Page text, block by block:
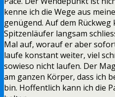
kenne ich die Wege aus
genügend. Auf dem Rückweg
Spitzenläufer langsam
Mal auf, worauf er aber
laufe konstant weiter, viel
sowieso nicht laufen. Der
am ganzen Körper, dass ich
bin. Hoffentlich kann ich die